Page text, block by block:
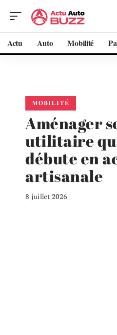
Actu Auto Mobilité
MOBILITÉ
Aménager
utilitaire
débute en
artisanale
8 juillet 2026